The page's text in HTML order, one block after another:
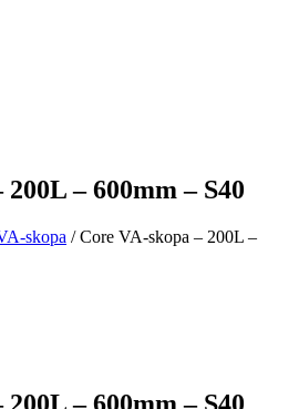
– 600mm – S40
skopa / Core VA-skopa – 200L –
– 600mm – S40